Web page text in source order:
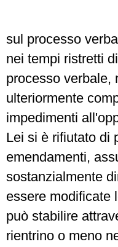
sul processo
nei tempi ristretti
processo verbale,
ulteriormente
impedimenti
Lei si è rifiutato di
emendamenti,
sostanzialmente
essere modificate
può stabilire
rientrino o meno